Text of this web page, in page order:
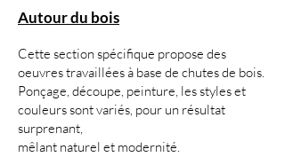
Autour du bois
Cette section spécifique propose des
oeuvres travaillées à base de chutes de bois.
Ponçage, découpe, peinture, les styles et
couleurs sont variés, pour un résultat
surprenant,
mêlant naturel et modernité.